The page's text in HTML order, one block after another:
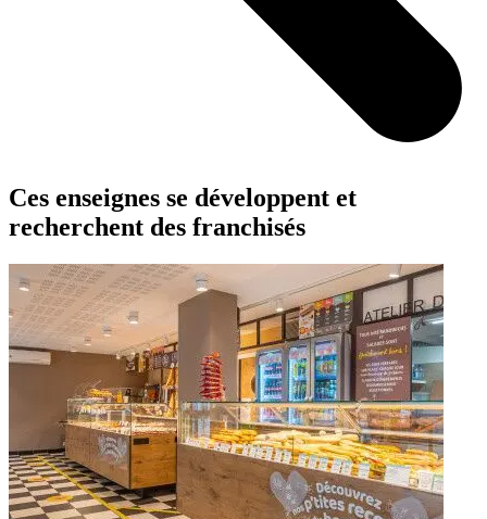
Ces enseignes se développent et
recherchent des franchisés